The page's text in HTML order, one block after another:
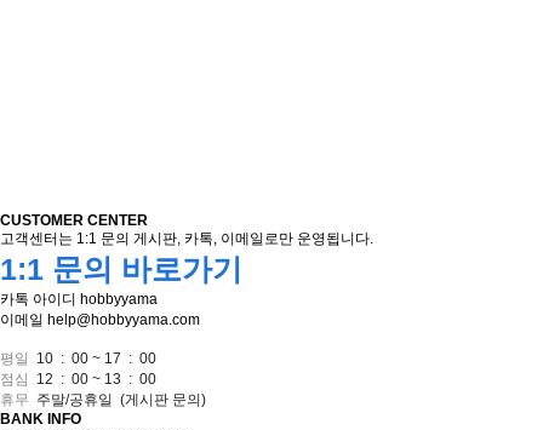
CUSTOMER CENTER
고객센터는 1:1 문의 게시판, 카톡, 이메일로만 운영됩니다.
1:1 문의 바로가기
카톡 아이디 hobbyyama
이메일 help@hobbyyama.com
평일
10 : 00 ~ 17 : 00
점심
12 : 00 ~ 13 : 00
휴무 주말/공휴일 (게시판 문의)
BANK INFO